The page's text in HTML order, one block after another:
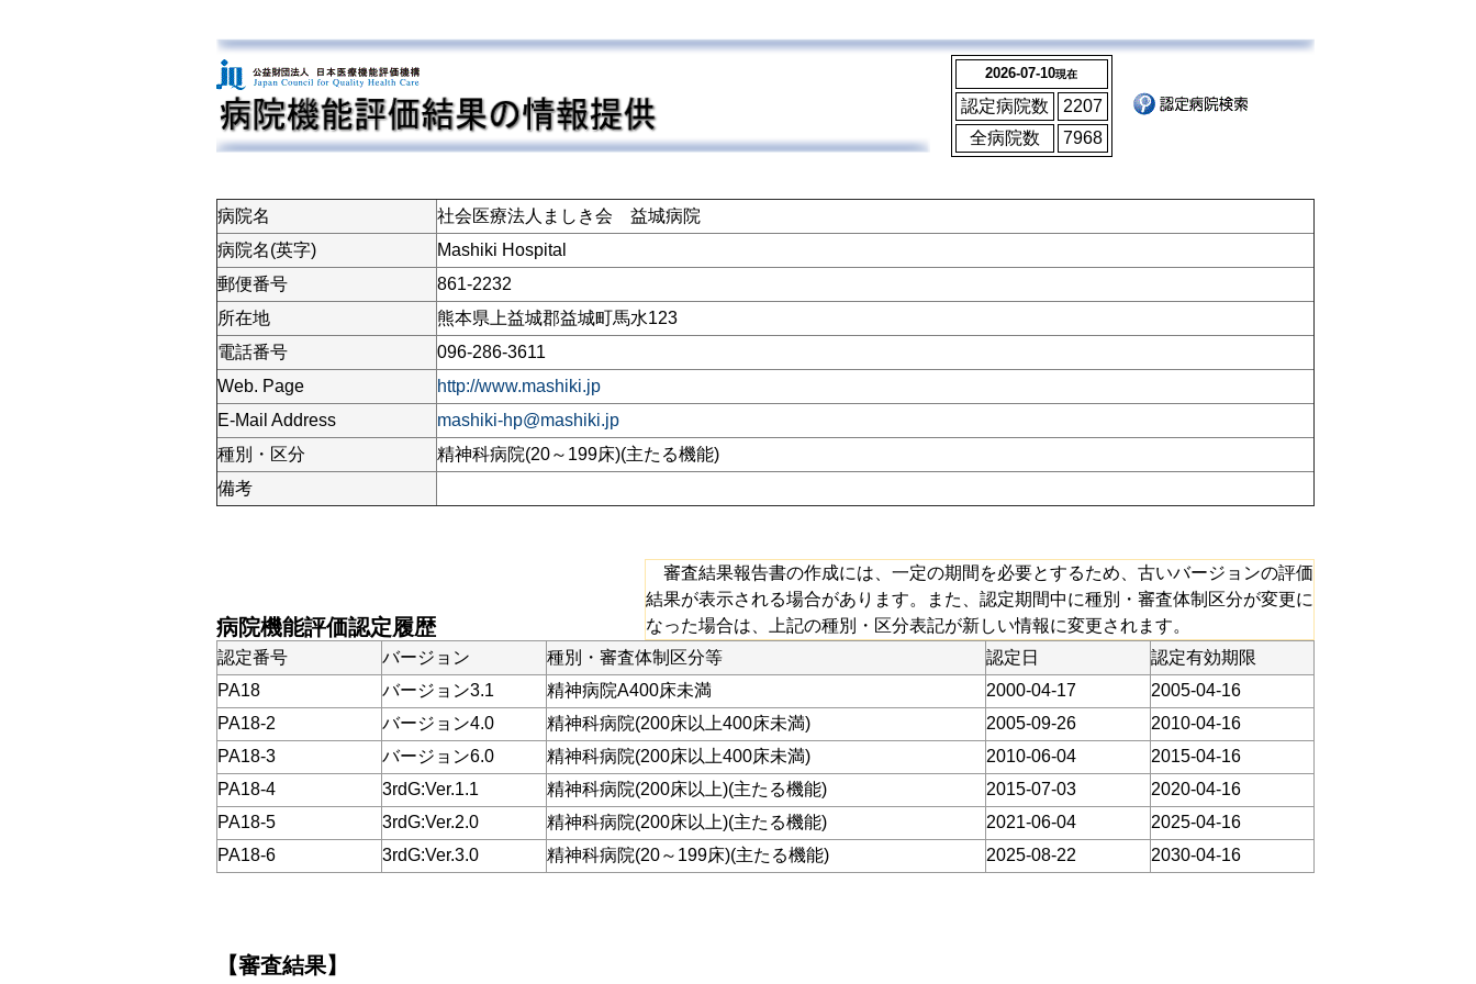
2026-07-10現在
認定病院数
2207
全病院数
7968
病院名
社会医療法人ましき会 益城病院
病院名(英字)
Mashiki Hospital
郵便番号
861-2232
所在地
熊本県上益城郡益城町馬水123
電話番号
096-286-3611
Web. Page
http://www.mashiki.jp
E-Mail Address
mashiki-hp@mashiki.jp
種別・区分
精神科病院(20～199床)(主たる機能)
備考
病院機能評価認定履歴
審査結果報告書の作成には、一定の期間を必要とするため、古いバージョンの評価
結果が表示される場合があります。また、認定期間中に種別・審査体制区分が変更に
なった場合は、上記の種別・区分表記が新しい情報に変更されます。
認定番号
バージョン 種別・審査体制区分等 認定日
認定有効期限
PA18
バージョン3.1 精神病院A400床未満 2000-04-17
2005-04-16
PA18-2
バージョン4.0 精神科病院(200床以上400床未満) 2005-09-26
2010-04-16
PA18-3
バージョン6.0 精神科病院(200床以上400床未満) 2010-06-04
2015-04-16
PA18-4
3rdG:Ver.1.1 精神科病院(200床以上)(主たる機能) 2015-07-03
2020-04-16
PA18-5
3rdG:Ver.2.0 精神科病院(200床以上)(主たる機能) 2021-06-04
2025-04-16
PA18-6
3rdG:Ver.3.0 精神科病院(20～199床)(主たる機能) 2025-08-22 2030-04-16
【審査結果】